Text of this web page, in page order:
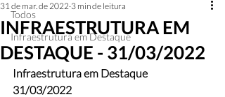
Todos
Infraestrutura em Destaque
INFRAESTRUTURA EM
DESTAQUE - 31/03/2022
31 de mar. de 2022 3 min de leitura
Infraestrutura em Destaque
31/03/2022